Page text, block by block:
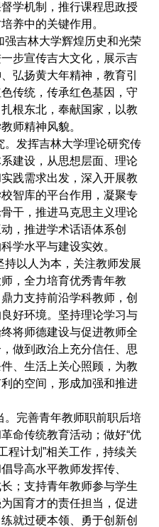
学机制，推行课程思政授
养中的关键作用。
强吉林大学辉煌历史和光荣
步宣传吉大文化，展示吉
弘扬黄大年精神，教育引
传统，传承红色基因，守
根东北，奉献国家，以教
师精神风貌。
。发挥吉林大学理论研究传
建设，从思想层面、理论
践需求出发，深入开展教
智库的平台作用，凝聚专
干，推进马克思主义理论
，推进学术话语体系创
学水平与建设实效。
持以人为本，关注教师发展
，全力培育优秀青年教
力支持前沿学科教师，创
好环境。坚持理论学习与
将师德建设与促进教师全
做到政治上充分信任、思
、生活上关心照顾，为教
的空间，形成加强和推进
。完善青年教师职前职后培
命传统教育活动；做好“优
程计划”相关工作，持续关
导高水平教师发挥传、
；支持青年教师参与学生
国育才的责任担当，促进
就过硬本领、勇于创新创